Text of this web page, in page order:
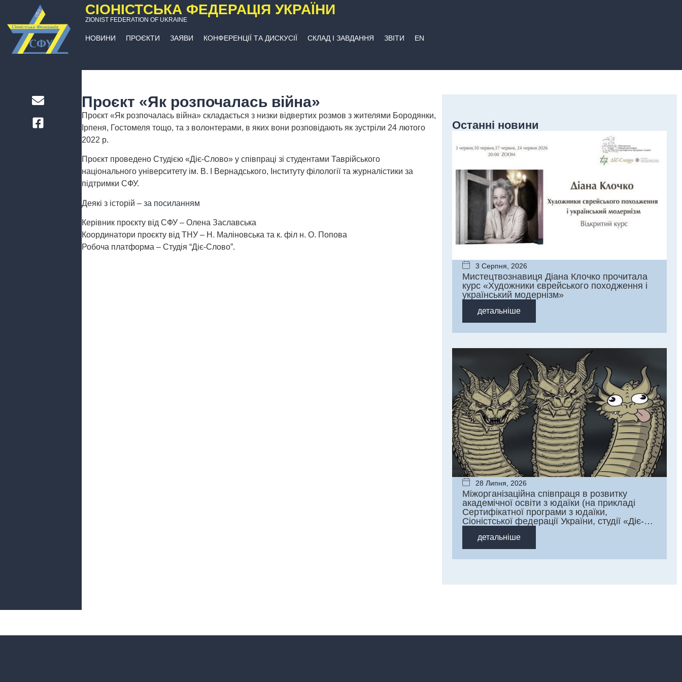
СІОНІСТСЬКА ФЕДЕРАЦІЯ УКРАЇНИ
ZIONIST FEDERATION OF UKRAINE
НОВИНИ ПРОЄКТИ ЗАЯВИ КОНФЕРЕНЦІЇ ТА ДИСКУСІЇ СКЛАД І ЗАВДАННЯ ЗВІТИ EN
Проєкт «Як розпочалась війна»
Проєкт «Як розпочалась війна» складається з низки відвертих розмов з жителями Бородянки,
Ірпеня, Гостомеля тощо, та з волонтерами, в яких вони розповідають як зустріли 24 лютого
2022 р.
Проєкт проведено Студією «Діє-Слово» у співпраці зі студентами Таврійського
національного університету ім. В. І Вернадського, Інституту філології та журналістики за
підтримки СФУ.
Деякі з історій –за посиланням
Керівник проєкту від СФУ – Олена Заславська
Координатори проєкту від ТНУ – Н. Маліновська та к. філ н. О. Попова
Робоча платформа – Студія “Діє-Слово”.
Останні новини
3 Серпня, 2026
Мистецтвознавиця Діана Клочко прочитала
курс «Художники єврейського походження і
український модернізм»
детальніше
28 Липня, 2026
Міжорганізаційна співпраця в розвитку
академічної освіти з юдаїки (на прикладі
Сертифікатної програми з юдаїки,
Сіоністської федерації України, студії «Діє-
детальніше